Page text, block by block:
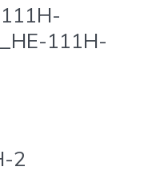
111H-
2